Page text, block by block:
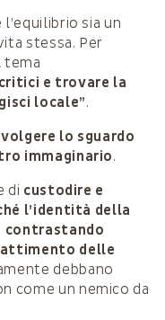
sia un
stessa. Per
tema
e trovare la
locale”.
volgere lo sguardo
immaginario.
di custodire e
l’identità della
contrastando
delle
debbano
come un nemico da